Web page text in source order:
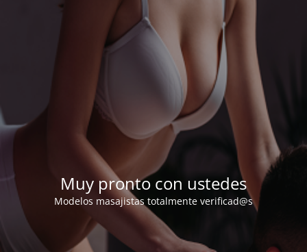
Muy pronto con ustedes
Modelos masajistas totalmente verificad@s